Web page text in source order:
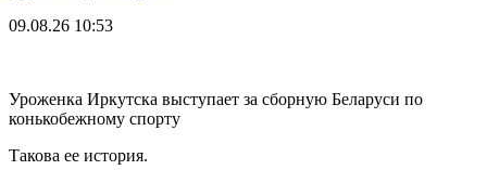
09.08.26 10:53
Уроженка Иркутска выступает за сборную Беларуси по
конькобежному спорту
Такова ее история.